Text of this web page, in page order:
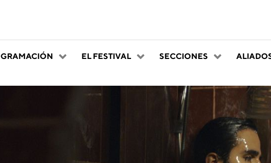
EL FESTIVAL SECCIONES